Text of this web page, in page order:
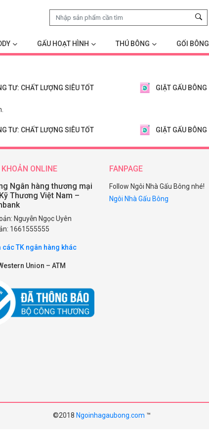
GẤU HOẠT HÌNH THÚ BÔNG GỐI BÔNG
TƯ: CHẤT LƯỢNG SIÊU TỐT GIẶT GẤU BÔNG
TƯ: CHẤT LƯỢNG SIÊU TỐT GIẶT GẤU BÔNG
ONLINE
Ngân hàng thương mại
Thương Việt Nam –
Nguyễn Ngọc Uyên
1661555555
các TK ngân hàng khác
Union – ATM
FANPAGE
Follow Ngôi Nhà Gấu Bông nhé!
Ngôi Nhà Gấu Bông
©2018 Ngoinhagaubong.com ™